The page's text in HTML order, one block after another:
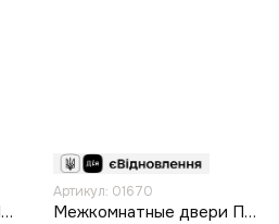
Межкомнатные двери Папа Карло ML-1102
Артикул: 01670
Межкомнатные двери Папа Карло ML-1201